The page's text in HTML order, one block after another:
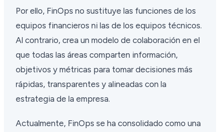
Por ello, FinOps no sustituye las funciones de los
equipos financieros ni las de los equipos técnicos.
Al contrario, crea un modelo de colaboración en el
que todas las áreas comparten información,
objetivos y métricas para tomar decisiones más
rápidas, transparentes y alineadas con la
estrategia de la empresa.
Actualmente, FinOps se ha consolidado como una